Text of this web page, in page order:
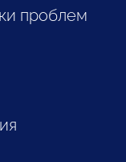
проблем